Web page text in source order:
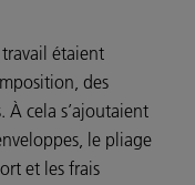
étaient
des
À cela s’ajoutaient
le pliage
et les frais